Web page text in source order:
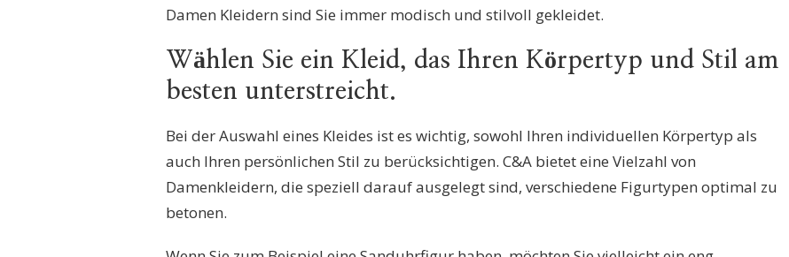
Damen Kleidern sind Sie immer modisch und stilvoll gekleidet.
Wählen Sie ein Kleid, das Ihren Körpertyp und Stil am
besten unterstreicht.
Bei der Auswahl eines Kleides ist es wichtig, sowohl Ihren individuellen Körpertyp als
auch Ihren persönlichen Stil zu berücksichtigen. C&A bietet eine Vielzahl von
Damenkleidern, die speziell darauf ausgelegt sind, verschiedene Figurtypen optimal zu
betonen.